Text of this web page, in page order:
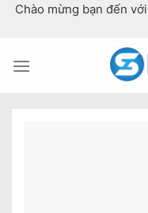
SkipChào mừng bạn đến